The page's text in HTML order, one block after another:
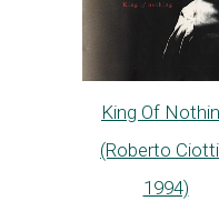
King Of
(Roberto
1994)